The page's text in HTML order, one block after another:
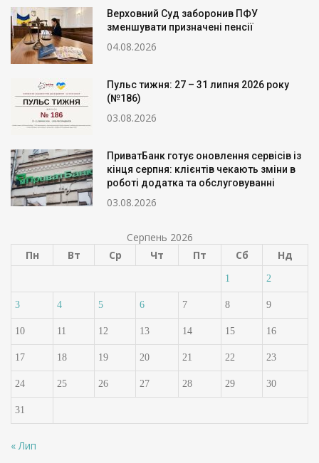
Верховний Суд заборонив ПФУ
зменшувати призначені пенсії
04.08.2026
Пульс тижня: 27 – 31 липня 2026 року
(№186)
03.08.2026
ПриватБанк готує оновлення сервісів із
кінця серпня: клієнтів чекають зміни в
роботі додатка та обслуговуванні
03.08.2026
Серпень 2026
Пн
Вт Ср Чт Пт Сб Нд
1 2
3 4 5 6 7 8 9
10 11 12 13 14 15 16
17 18 19 20 21 22 23
24 25 26 27 28 29 30
31
« Лип